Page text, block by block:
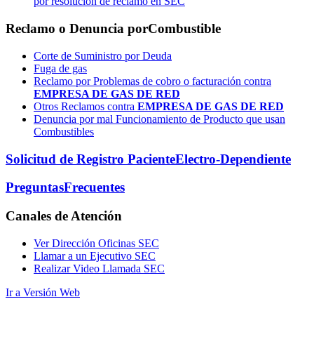
Reclamo o Denuncia porCombustible
Corte de Suministro por Deuda
Fuga de gas
Reclamo por Problemas de cobro o facturación contra
EMPRESA DE GAS DE RED
Otros Reclamos contra EMPRESA DE GAS DE RED
Denuncia por mal Funcionamiento de Producto que usan
Combustibles
Solicitud de Registro PacienteElectro-Dependiente
PreguntasFrecuentes
Canales de Atención
Ver Dirección Oficinas SEC
Llamar a un Ejecutivo SEC
Realizar Video Llamada SEC
Ir a Versión Web